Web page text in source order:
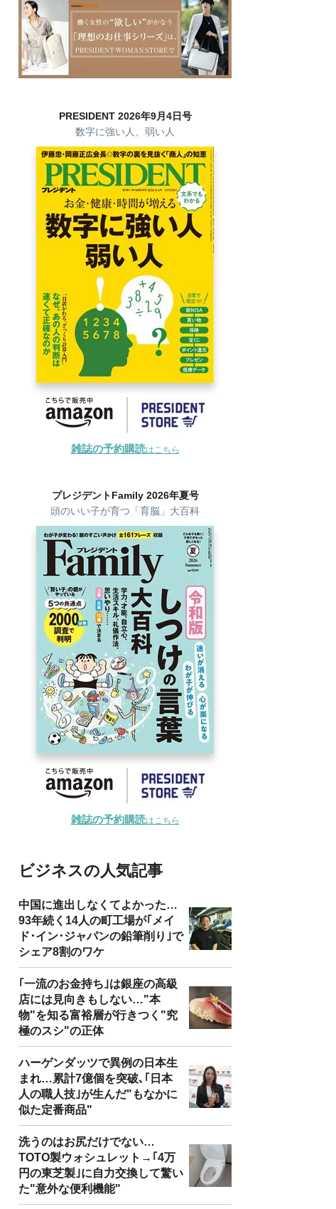
PRESIDENT 2026年9月4日号
数字に強い人、弱い人
雑誌の予約購読はこちら
プレジデントFamily 2026年夏号
頭のいい子が育つ「育脳」大百科
雑誌の予約購読はこちら
ビジネスの人気記事
中国に進出しなくてよかった…
93年続く14人の町工場が｢メイ
ド･イン･ジャパンの鉛筆削り｣で
シェア8割のワケ
｢一流のお金持ち｣は銀座の高級
店には見向きもしない…"本
物"を知る富裕層が行きつく"究
極のスシ"の正体
ハーゲンダッツで異例の日本生
まれ…累計7億個を突破､｢日本
人の職人技｣が生んだ"もなかに
似た定番商品"
洗うのはお尻だけでない…
TOTO製ウォシュレット→｢4万
円の東芝製｣に自力交換して驚い
た"意外な便利機能"